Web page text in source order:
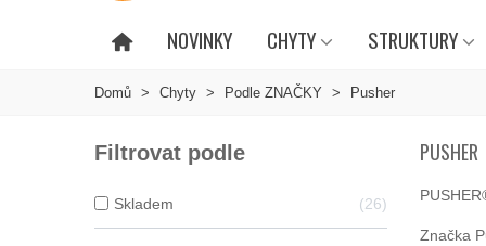
NOVINKY CHYTY STRUKTURY
Domů > Chyty > Podle ZNAČKY > Pusher
Filtrovat podle
Skladem 26
PUSHER
Značka